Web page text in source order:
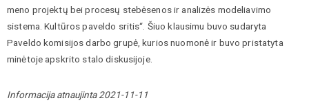
meno projektų bei procesų stebėsenos ir analizės modeliavimo
sistema. Kultūros paveldo sritis“. Šiuo klausimu buvo sudaryta
Paveldo komisijos darbo grupė, kurios nuomonė ir buvo pristatyta
minėtoje apskrito stalo diskusijoje.
Informacija atnaujinta 2021-11-11